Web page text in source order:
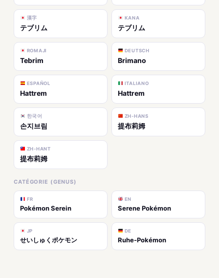
漢字
テブリム
KANA
テブリム
ROMAJI
Tebrim
DEUTSCH
Brimano
ESPAÑOL
Hattrem
ITALIANO
Hattrem
한국어
손지브림
ZH-HANS
提布莉姆
ZH-HANT
提布莉姆
CATÉGORIE (GENUS)
FR
Pokémon Serein
EN
Serene Pokémon
JP
せいしゅくポケモン
DE
Ruhe-Pokémon